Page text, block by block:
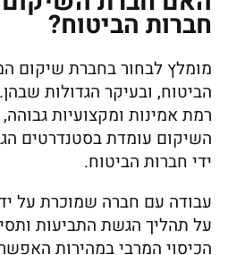
חברות הביטוח?
מומלץ לבחור בחברת שיקום
הביטוח, ובעיקר הגדולות
רמת אמינות ומקצועיות
השיקום עומדת בסטנדרטים
ידי חברות הביטוח.
עבודה עם חברה שמוכרת על
על תהליך הגשת התביעות
הכיסוי המרבי במהירות